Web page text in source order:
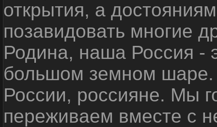
открытия, а
позавидовать многие
Родина, наша Россия -
большом земном
России, россияне. Мы
переживаем вместе с